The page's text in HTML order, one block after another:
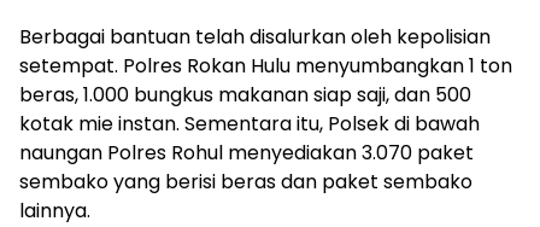
Berbagai bantuan telah disalurkan oleh kepolisian
setempat. Polres Rokan Hulu menyumbangkan 1 ton
beras, 1.000 bungkus makanan siap saji, dan 500
kotak mie instan. Sementara itu, Polsek di bawah
naungan Polres Rohul menyediakan 3.070 paket
sembako yang berisi beras dan paket sembako
lainnya.